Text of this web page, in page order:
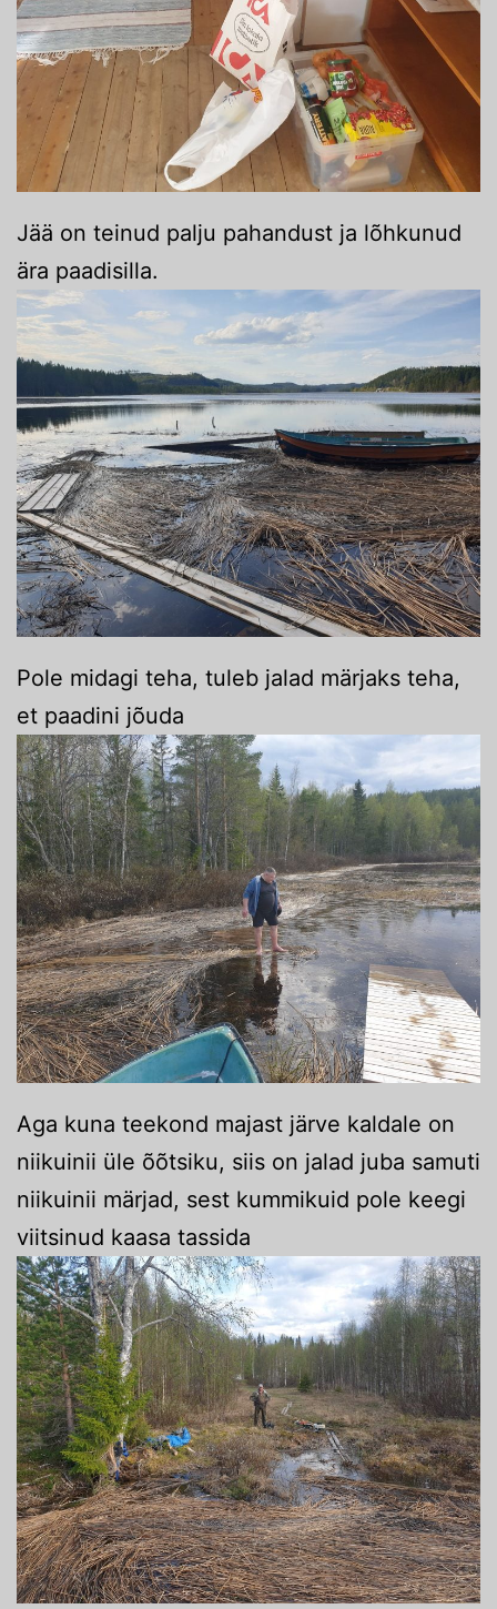
Jää on teinud palju pahandust ja lõhkunud
ära paadisilla.
Pole midagi teha, tuleb jalad märjaks teha,
et paadini jõuda
Aga kuna teekond majast järve kaldale on
niikuinii üle õõtsiku, siis on jalad juba samuti
niikuinii märjad, sest kummikuid pole keegi
viitsinud kaasa tassida